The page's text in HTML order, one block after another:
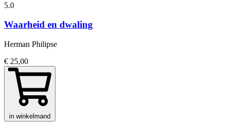
5.0
Waarheid en dwaling
Herman Philipse
€ 25,00
in winkelmand